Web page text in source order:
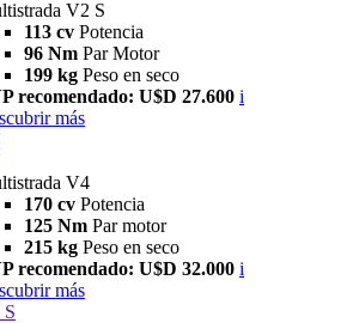
V2 S
113 cv Potencia
96 Nm Par Motor
199 kg Peso en seco
recomendado: U$D 27.600 i
más
V4
170 cv Potencia
125 Nm Par motor
215 kg Peso en seco
recomendado: U$D 32.000 i
más